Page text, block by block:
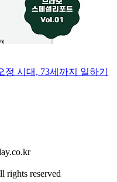
정 시대, 73세까지 일하기
rights reserved